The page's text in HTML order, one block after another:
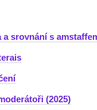
srovnání s
(2025)